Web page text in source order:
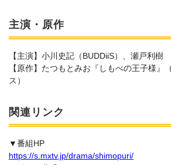
主演・原作
【主演】小川史記（BUDDiiS）、瀬戸利樹
【原作】たつもとみお『しもべの王子様』
ス）
関連リンク
▼番組HP
https://s.mxtv.jp/drama/shimopuri/